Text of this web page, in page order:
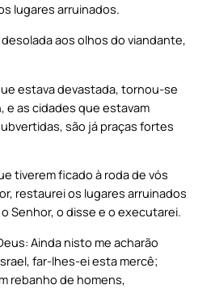
lugares arruinados.
aos olhos do viandante,
estava devastada, tornou-se
e as cidades que estavam
são já praças fortes
tiverem ficado à roda de vós
restaurei os lugares arruinados
Senhor, o disse e o executarei.
Ainda nisto me acharão
far-lhes-ei esta mercê;
rebanho de homens,